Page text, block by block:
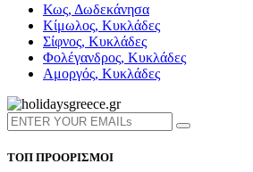
Κως, Δωδεκάνησα
Κίμωλος, Κυκλάδες
Σίφνος, Κυκλάδες
Φολέγανδρος, Κυκλάδες
Αμοργός, Κυκλάδες
ΤΟΠ ΠΡΟΟΡΙΣΜΟΙ